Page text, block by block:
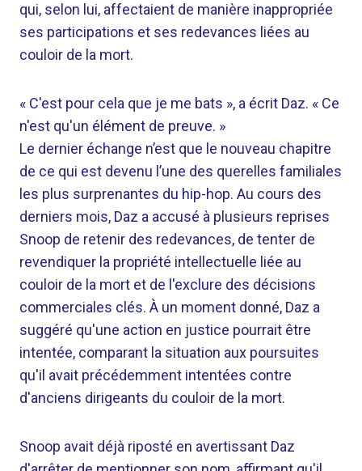
qui, selon lui, affectaient de manière inappropriée
ses participations et ses redevances liées au
couloir de la mort.
« C'est pour cela que je me bats », a écrit Daz. « Ce
n'est qu'un élément de preuve. »
Le dernier échange n’est que le nouveau chapitre
de ce qui est devenu l’une des querelles familiales
les plus surprenantes du hip-hop. Au cours des
derniers mois, Daz a accusé à plusieurs reprises
Snoop de retenir des redevances, de tenter de
revendiquer la propriété intellectuelle liée au
couloir de la mort et de l'exclure des décisions
commerciales clés. À un moment donné, Daz a
suggéré qu'une action en justice pourrait être
intentée, comparant la situation aux poursuites
qu'il avait précédemment intentées contre
d'anciens dirigeants du couloir de la mort.
Snoop avait déjà riposté en avertissant Daz